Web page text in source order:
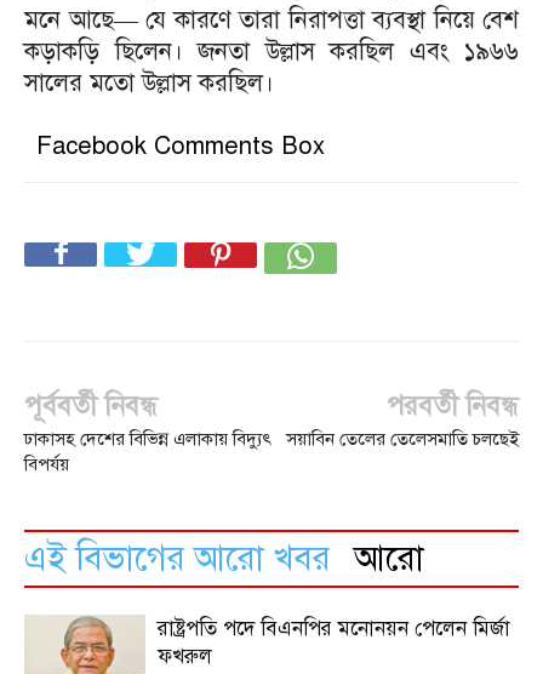
মনে আছে— যে কারণে তারা নিরাপত্তা ব্যবস্থা নিয়ে বেশ
কড়াকড়ি ছিলেন। জনতা উল্লাস করছিল এবং ১৯৬৬
সালের মতো উল্লাস করছিল।
Facebook Comments Box
পূর্ববর্তী নিবন্ধ
ঢাকাসহ দেশের বিভিন্ন এলাকায় বিদ্যুৎ
বিপর্যয়
পরবর্তী নিবন্ধ
সয়াবিন তেলের তেলেসমাতি চলছেই
এই বিভাগের আরো খবর আরো
রাষ্ট্রপতি পদে বিএনপির মনোনয়ন পেলেন মির্জা
ফখরুল